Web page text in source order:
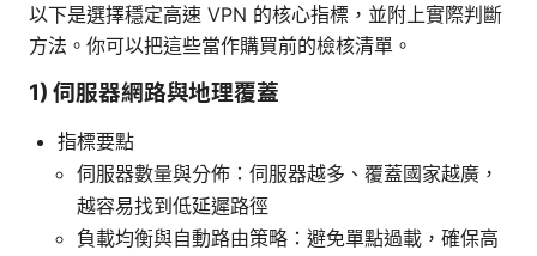
以下是選擇穩定高速 VPN 的核心指標，並附上實際判斷
方法。你可以把這些當作購買前的檢核清單。
1) 伺服器網路與地理覆蓋
指標要點
伺服器數量與分佈：伺服器越多、覆蓋國家越廣，
越容易找到低延遲路徑
負載均衡與自動路由策略：避免單點過載，確保高